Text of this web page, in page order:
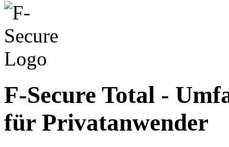
F-Secure Total -
für Privatanwender